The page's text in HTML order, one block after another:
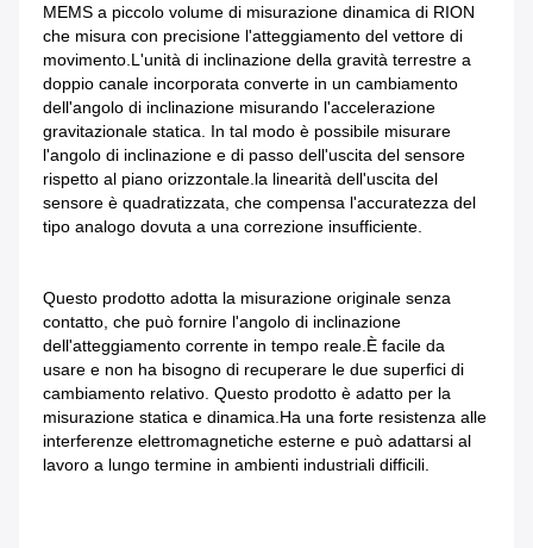
MEMS a piccolo volume di misurazione dinamica di RION
che misura con precisione l'atteggiamento del vettore di
movimento.L'unità di inclinazione della gravità terrestre a
doppio canale incorporata converte in un cambiamento
dell'angolo di inclinazione misurando l'accelerazione
gravitazionale statica. In tal modo è possibile misurare
l'angolo di inclinazione e di passo dell'uscita del sensore
rispetto al piano orizzontale.la linearità dell'uscita del
sensore è quadratizzata, che compensa l'accuratezza del
tipo analogo dovuta a una correzione insufficiente.
Questo prodotto adotta la misurazione originale senza
contatto, che può fornire l'angolo di inclinazione
dell'atteggiamento corrente in tempo reale.È facile da
usare e non ha bisogno di recuperare le due superfici di
cambiamento relativo. Questo prodotto è adatto per la
misurazione statica e dinamica.Ha una forte resistenza alle
interferenze elettromagnetiche esterne e può adattarsi al
lavoro a lungo termine in ambienti industriali difficili.